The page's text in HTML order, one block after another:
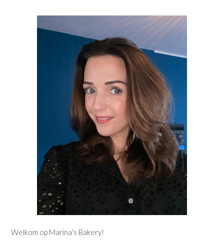
Welkom op Marina's Bakery!